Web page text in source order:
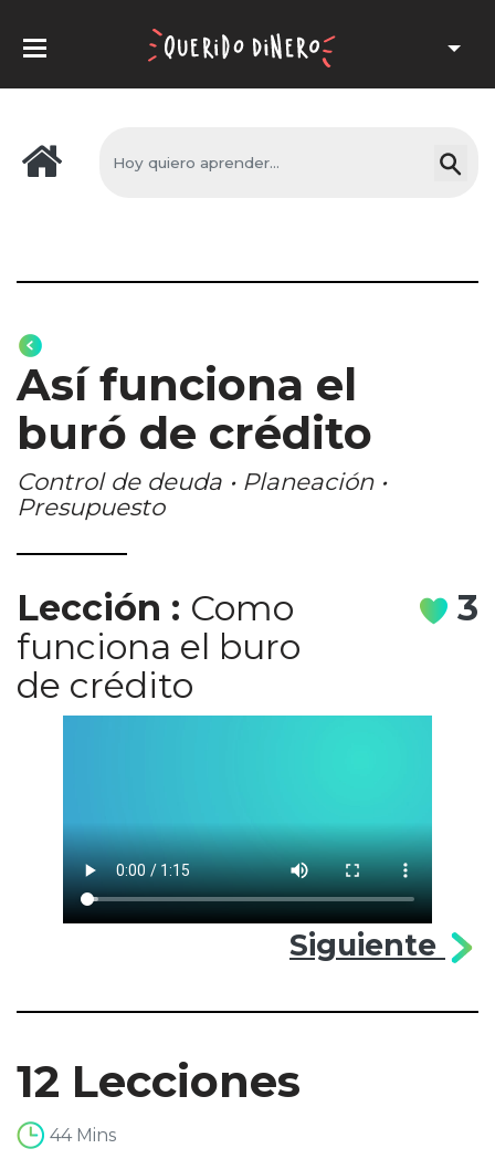
Así funciona el
buró de crédito
Control de deuda • Planeación •
Presupuesto
Lección : Como
funciona el buro
de crédito
3
Siguiente
12 Lecciones
44 Mins